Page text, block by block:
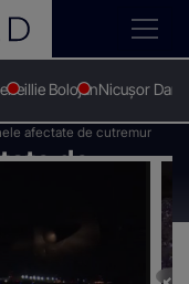
Ilie BolojanNicușor Dan
afectate de cutremur
de